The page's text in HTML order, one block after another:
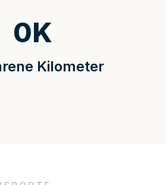
Kilometer
0K